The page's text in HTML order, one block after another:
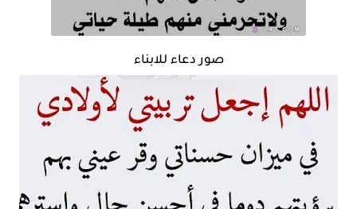
صور دعاء للابناء